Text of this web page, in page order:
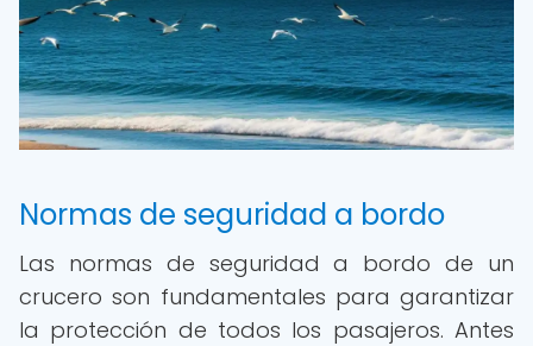
Normas de seguridad a bordo
Las normas de seguridad a bordo de un
crucero son fundamentales para garantizar
la protección de todos los pasajeros. Antes